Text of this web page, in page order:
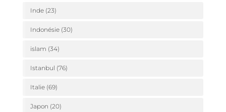
Inde(23)
Indonésie(30)
islam (34)
Istanbul (76)
Italie(69)
Japon (20)